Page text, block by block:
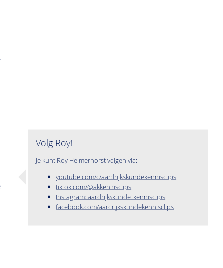
Volg Roy!
Je kunt Roy Helmerhorst volgen via:
youtube.com/c/aardrijkskundekennisclips
tiktok.com/@akkennisclips
Instagram: aardrijkskunde_kennisclips
facebook.com/aardrijkskundekennisclips